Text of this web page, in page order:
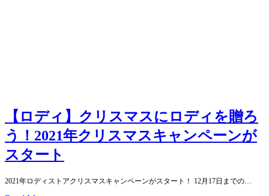
【ロディ】クリスマスにロディを贈ろ
う！2021年クリスマスキャンペーンが
スタート
2021年ロディストアクリスマスキャンペーンがスタート！ 12月17日までの…